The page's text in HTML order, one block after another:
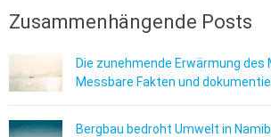
Zusammenhängende Posts
Die zunehmende Erwärmung
Messbare Fakten und
Bergbau bedroht Umwelt in